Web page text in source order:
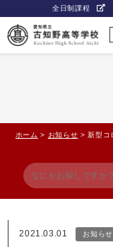
全日制課程
ホーム > お知らせ >新型コ
2021.03.01 お知らせ